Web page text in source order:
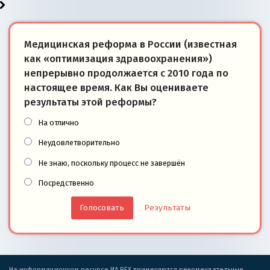
Медицинская реформа в России (известная
как «оптимизация здравоохранения»)
непрерывно продолжается с 2010 года по
настоящее время. Как Вы оцениваете
результаты этой реформы?
На отлично
Неудовлетворительно
Не знаю, поскольку процесс не завершён
Посредственно
Результаты